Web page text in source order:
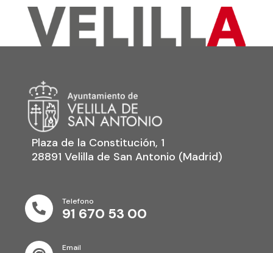
Plaza de la Constitución, 1
28891 Velilla de San Antonio (Madrid)

Telefono
91 670 53 00
Email